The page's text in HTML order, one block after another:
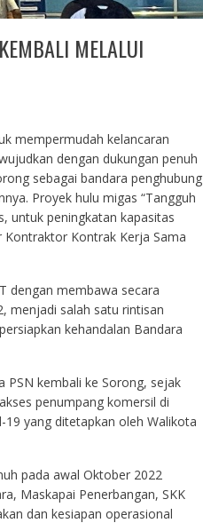
MELALUI
mempermudah kelancaran
dengan dukungan penuh
sebagai bandara penghubung
Proyek hulu migas “Tangguh
untuk peningkatan kapasitas
Kontrak Kerja Sama
dengan membawa secara
menjadi salah satu rintisan
kehandalan Bandara
PSN kembali ke Sorong, sejak
penumpang komersil di
yang ditetapkan oleh Walikota
pada awal Oktober 2022
Maskapai Penerbangan, SKK
dan kesiapan operasional